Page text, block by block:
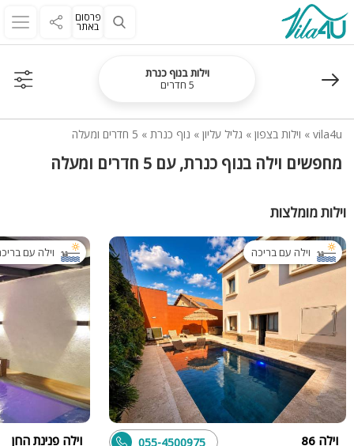
פרסום
באתר
וילות בנוף כנרת
5 חדרים
vila4u
» וילות בצפון » גליל עליון » נוף כנרת » 5 חדרים ומעלה
מחפשים וילה בנוף כנרת, עם 5 חדרים ומעלה
וילות מומלצות
וילה עם בריכה
וילה 86 055-4500975
וילה עם
וילה פנינת החן